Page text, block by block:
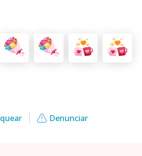
Denunciar